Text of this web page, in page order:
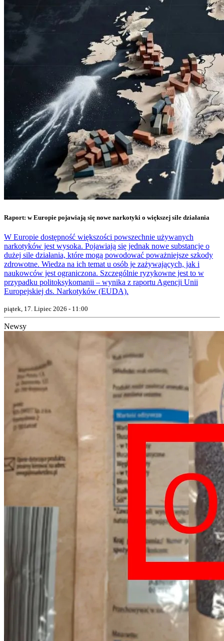
Raport: w Europie pojawiają się nowe narkotyki o większej sile działania
W Europie dostępność większości powszechnie używanych
narkotyków jest wysoka. Pojawiają się jednak nowe substancje o
dużej sile działania, które mogą powodować poważniejsze szkody
zdrowotne. Wiedza na ich temat u osób je zażywających, jak i
naukowców jest ograniczona. Szczególnie ryzykowne jest to w
przypadku politoksykomanii – wynika z raportu Agencji Unii
Europejskiej ds. Narkotyków (EUDA).
piątek, 17. Lipiec 2026 - 11:00
Newsy